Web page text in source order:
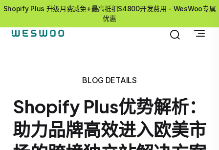
Shopify Plus 升级月费减免+最高抵扣$4800开发费用 - WesWoo专属
优惠
BLOG DETAILS
Shopify Plus优势解析：
助力品牌高效进入欧美市